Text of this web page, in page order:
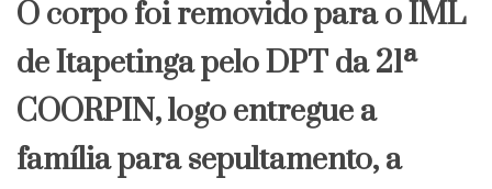
O corpo foi removido para o IML
de Itapetinga pelo DPT da 21ª
COORPIN, logo entregue a
família para sepultamento, a